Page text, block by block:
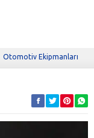
Otomotiv Ekipmanları